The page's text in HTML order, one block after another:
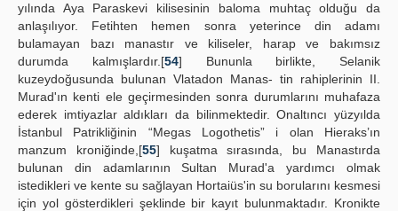
yılında Aya Paraskevi kilisesinin baloma muhtaç olduğu da
anlaşılıyor. Fetihten hemen sonra yeterince din adamı
bulamayan bazı manastır ve kiliseler, harap ve bakımsız
durumda kalmışlardır.[54] Bununla birlikte, Selanik
kuzeydoğusunda bulunan Vlatadon Manas- tin rahiplerinin II.
Murad'ın kenti ele geçirmesinden sonra durumlarını muhafaza
ederek imtiyazlar aldıkları da bilinmektedir. Onaltıncı yüzyılda
İstanbul Patrikliğinin “Megas Logothetis” i olan Hieraks’ın
manzum kroniğinde,[55] kuşatma sırasında, bu Manastırda
bulunan din adamlarının Sultan Murad'a yardımcı olmak
istedikleri ve kente su sağlayan Hortaiüs'in su borularını kesmesi
için yol gösterdikleri şeklinde bir kayıt bulunmaktadır. Kronikte